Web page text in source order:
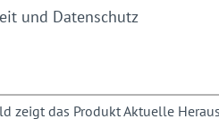
und Datenschutz